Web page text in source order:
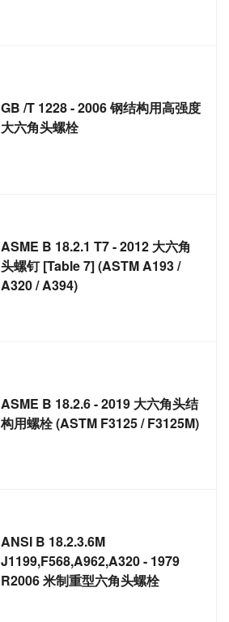
GB /T 1228 - 2006 钢结构用高强度
大六角头螺栓
ASME B 18.2.1 T7 - 2012 大六角
头螺钉 [Table 7] (ASTM A193 /
A320 / A394)
ASME B 18.2.6 - 2019 大六角头结
构用螺栓 (ASTM F3125 / F3125M)
ANSI B 18.2.3.6M
J1199,F568,A962,A320 - 1979
R2006 米制重型六角头螺栓